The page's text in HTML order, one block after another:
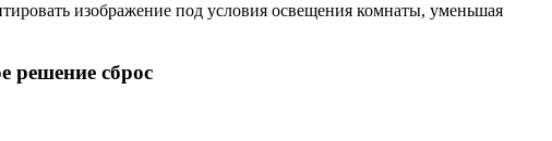
изображение под условия освещения комнаты, уменьшая
решение сброс